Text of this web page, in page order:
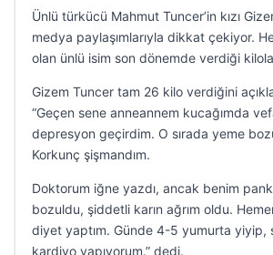
Ünlü türkücü Mahmut Tuncer’in kızı
medya paylaşımlarıyla dikkat çekiyor.
olan ünlü isim son dönemde verdiği
Gizem Tuncer tam 26 kilo verdiğini
“Geçen sene anneannem kucağımda
depresyon geçirdim. O sırada yeme
Korkunç şişmandım.
Doktorum iğne yazdı, ancak benim
bozuldu, şiddetli karın ağrım oldu.
diyet yaptım. Günde 4-5 yumurta yiyip,
kardiyo yapıyorum.” dedi.